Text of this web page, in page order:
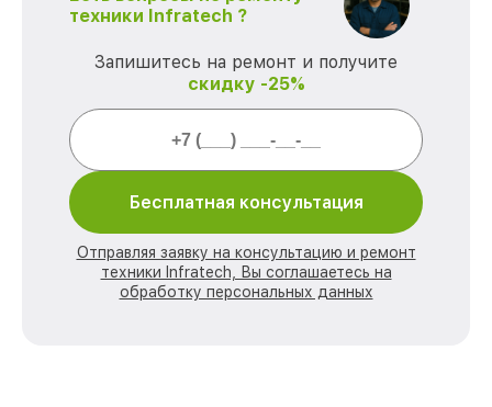
техники Infratech ?
Запишитесь на ремонт и получите
скидку -25%
Бесплатная консультация
Отправляя заявку на консультацию и ремонт
техники Infratech, Вы соглашаетесь на
обработку персональных данных